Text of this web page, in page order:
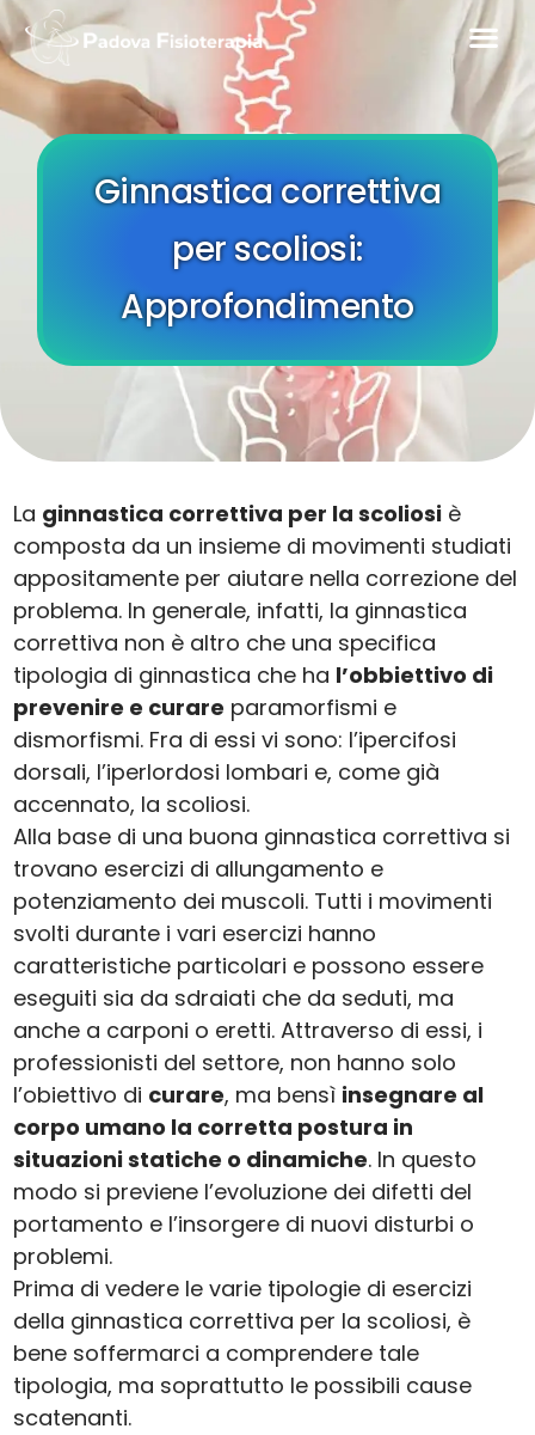
Ginnastica correttiva
per scoliosi:
Approfondimento
La ginnastica correttiva per la scoliosi è
composta da un insieme di movimenti studiati
appositamente per aiutare nella correzione del
problema. In generale, infatti, la ginnastica
correttiva non è altro che una specifica
tipologia di ginnastica che ha l’obbiettivo di
prevenire e curare paramorfismi e
dismorfismi. Fra di essi vi sono: l’ipercifosi
dorsali, l’iperlordosi lombari e, come già
accennato, la scoliosi.
Alla base di una buona ginnastica correttiva si
trovano esercizi di allungamento e
potenziamento dei muscoli. Tutti i movimenti
svolti durante i vari esercizi hanno
caratteristiche particolari e possono essere
eseguiti sia da sdraiati che da seduti, ma
anche a carponi o eretti. Attraverso di essi, i
professionisti del settore, non hanno solo
l’obiettivo di curare, ma bensì insegnare al
corpo umano la corretta postura in
situazioni statiche o dinamiche. In questo
modo si previene l’evoluzione dei difetti del
portamento e l’insorgere di nuovi disturbi o
problemi.
Prima di vedere le varie tipologie di esercizi
della ginnastica correttiva per la scoliosi, è
bene soffermarci a comprendere tale
tipologia, ma soprattutto le possibili cause
scatenanti.